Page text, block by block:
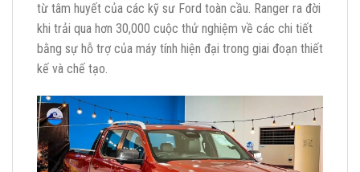
từ tâm huyết của các kỹ sư Ford toàn cầu. Ranger ra đời
khi trải qua hơn 30,000 cuộc thử nghiệm về các chi tiết
bằng sự hỗ trợ của máy tính hiện đại trong giai đoạn thiết
kế và chế tạo.